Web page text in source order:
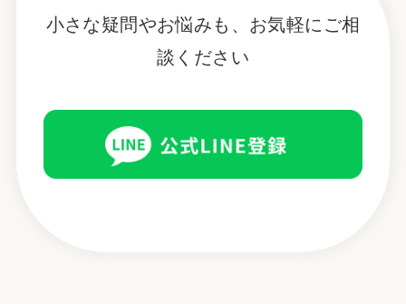
小さな疑問やお悩みも、お気軽にご相
談ください